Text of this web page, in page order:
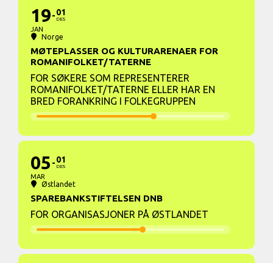
19
JAN
01
DES
Norge
MØTEPLASSER OG KULTURARENAER FOR
ROMANIFOLKET/TATERNE
FOR SØKERE SOM REPRESENTERER
ROMANIFOLKET/TATERNE ELLER HAR EN
BRED FORANKRING I FOLKEGRUPPEN
05
MAR
01
DES
Østlandet
SPAREBANKSTIFTELSEN DNB
FOR ORGANISASJONER PÅ ØSTLANDET